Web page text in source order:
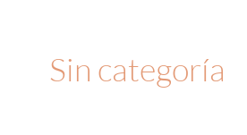
Sin categoría